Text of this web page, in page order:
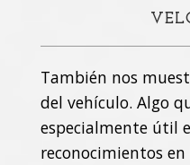
También nos
del vehículo. Algo
especialmente útil
reconocimientos